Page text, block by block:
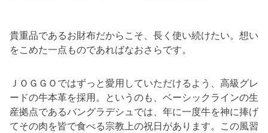
貴重品であるお財布だからこそ、長く使い続けたい。想い
をこめた一点ものであればなおさらです。
ＪＯＧＧＯではずっと愛用していただけるよう、高級グレ
ードの牛本革を採用。というのも、ベーシックラインの生
産拠点であるバングラデシュでは、年に一度牛を神に捧げ
てその肉を皆で食べる宗教上の祝日があります。この風習